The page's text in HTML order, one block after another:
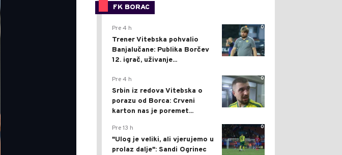
FK BORAC
0
Pre 4 h
Trener Vitebska pohvalio
Banjalučane: Publika Borčev
12. igrač, uživanje...
0
Pre 4 h
Srbin iz redova Vitebska o
porazu od Borca: Crveni
karton nas je poremet...
0
Pre 13 h
"Ulog je veliki, ali vjerujemo u
prolaz dalje": Sandi Ogrinec